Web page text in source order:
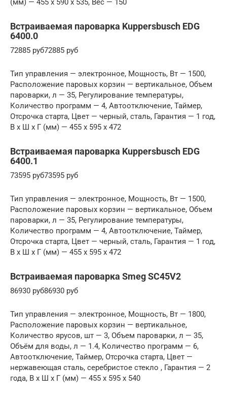
(мм) — 455 x 590 x 535, Вес — 150
Встраиваемая пароварка Kuppersbusch EDG
6400.0
72885 руб72885 руб
Тип управления — электронное, Мощность, Вт — 1500,
Расположение паровых корзин — вертикальное, Объем
пароварки, л — 35, Регулирование температуры,
Количество программ — 4, Автоотключение, Таймер,
Отсрочка старта, Цвет — черный, сталь, Гарантия — 1 год,
В x Ш x Г (мм) — 455 x 595 x 472
Встраиваемая пароварка Kuppersbusch EDG
6400.1
73595 руб73595 руб
Тип управления — электронное, Мощность, Вт — 1500,
Расположение паровых корзин — вертикальное, Объем
пароварки, л — 35, Регулирование температуры,
Количество программ — 4, Автоотключение, Таймер,
Отсрочка старта, Цвет — черный, сталь, Гарантия — 1 год,
В x Ш x Г (мм) — 455 x 595 x 472
Встраиваемая пароварка Smeg SC45V2
86930 руб86930 руб
Тип управления — электронное, Мощность, Вт — 1800,
Расположение паровых корзин — вертикальное,
Количество ярусов, шт — 3, Объем пароварки, л — 35,
Объём для воды, л — 1.4, Количество программ — 6,
Автоотключение, Таймер, Отсрочка старта, Цвет —
нержавеющая сталь, серебристое стекло , Гарантия — 2
года, В x Ш x Г (мм) — 455 x 595 x 540